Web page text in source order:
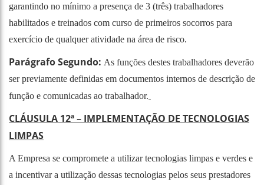
garantindo no mínimo a presença de 3 (três) trabalhadores
habilitados e treinados com curso de primeiros socorros para
exercício de qualquer atividade na área de risco.
Parágrafo Segundo: As funções destes trabalhadores deverão
ser previamente definidas em documentos internos de descrição de
função e comunicadas ao trabalhador.
CLÁUSULA 12ª– IMPLEMENTAÇÃO DE TECNOLOGIAS
LIMPAS
A Empresa se compromete a utilizar tecnologias limpas e verdes e
a incentivar a utilização dessas tecnologias pelos seus prestadores